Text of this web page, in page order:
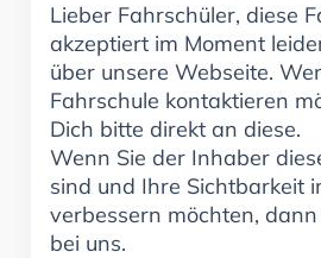
Lieber Fahrschüler, diese
akzeptiert im Moment
über unsere Webseite.
Fahrschule kontaktieren
Dich bitte direkt an diese.
Wenn Sie der Inhaber
sind und Ihre Sichtbarkeit
verbessern möchten,
bei uns.